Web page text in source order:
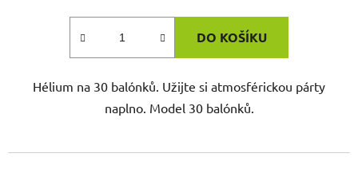
DO KOŠÍKU
Hélium na 30 balónků. Užijte si atmosférickou párty
naplno. Model 30 balónků.